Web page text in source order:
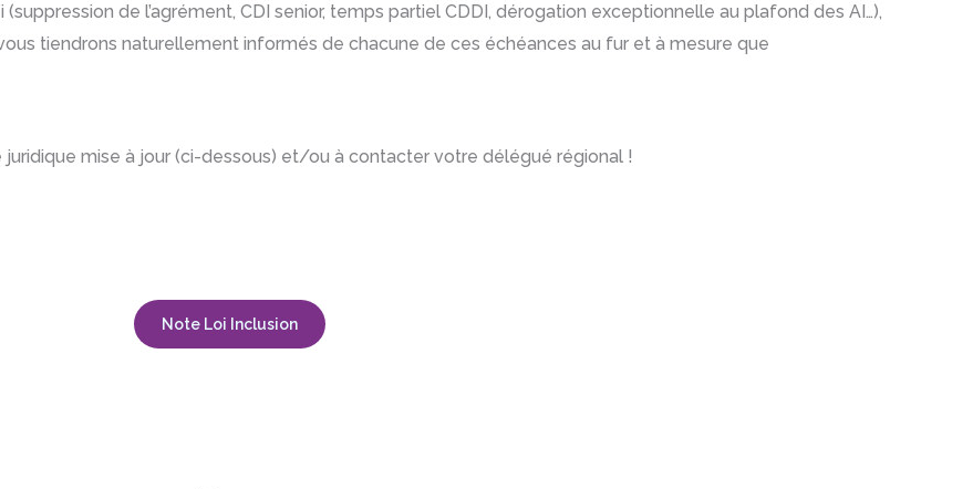
de l’agrément, CDI senior, temps partiel CDDI, dérogation exceptionnelle au plafond des AI…),
tiendrons naturellement informés de chacune de ces échéances au fur et à mesure que
juridique mise à jour (ci-dessous) et/ou à contacter votre délégué régional !
Note Loi Inclusion